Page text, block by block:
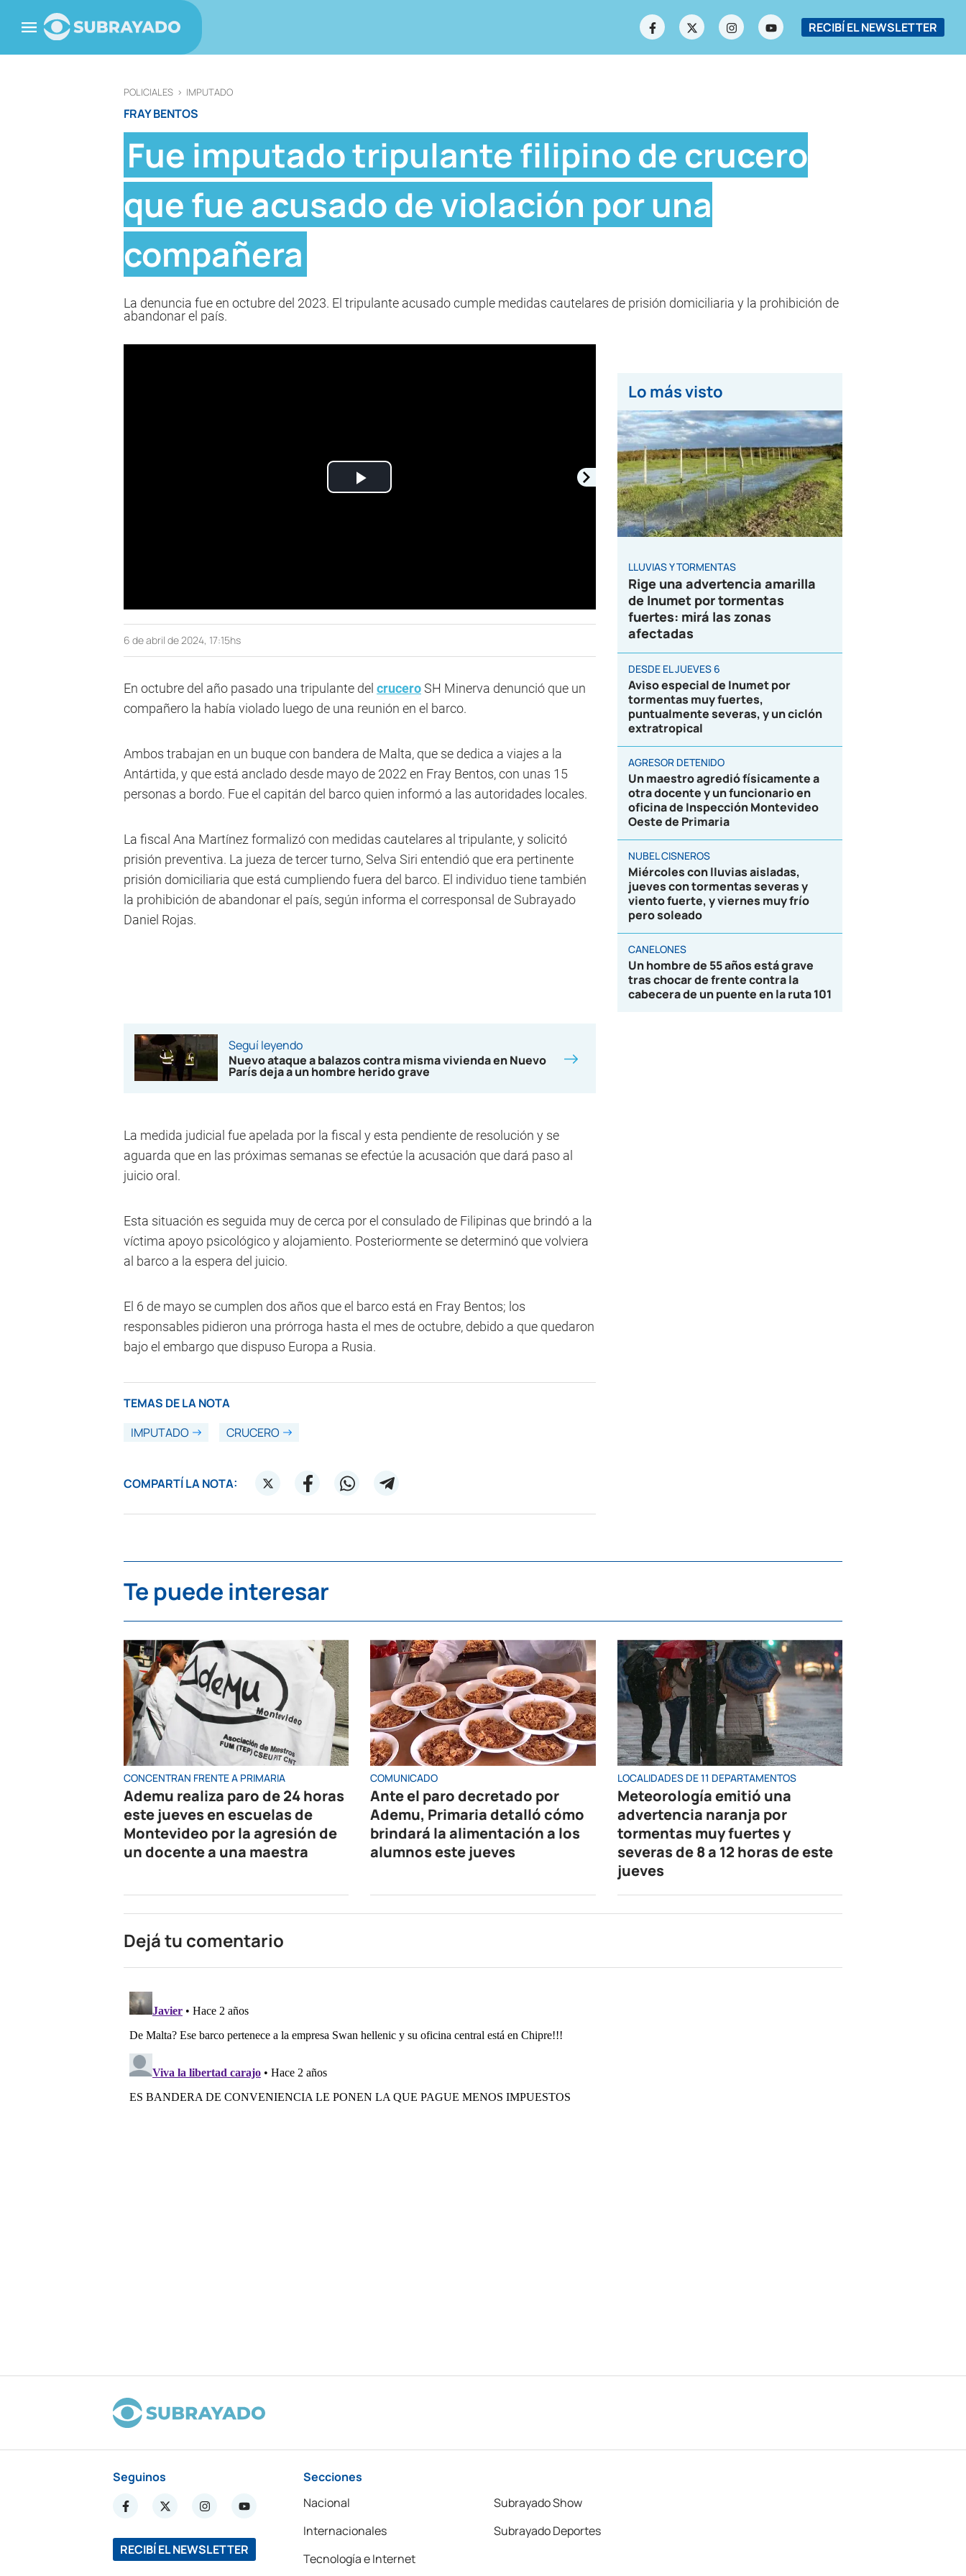
RECIBÍ EL NEWSLETTER
POLICIALES > IMPUTADO
FRAY BENTOS
Fue imputado tripulante filipino de crucero
que fue acusado de violación por una
compañera
La denuncia fue en octubre del 2023. El tripulante acusado cumple medidas cautelares de prisión domiciliaria y la prohibición de
abandonar el país.
Play
6 de abril de 2024, 17:15hs
En octubre del año pasado una tripulante del cruceroSH Minerva denunció que un
compañero la había violado luego de una reunión en el barco.
Ambos trabajan en un buque con bandera de Malta, que se dedica a viajes a la
Antártida, y que está anclado desde mayo de 2022 en Fray Bentos, con unas 15
personas a bordo. Fue el capitán del barco quien informó a las autoridades locales.
La fiscal Ana Martínez formalizó con medidas cautelares al tripulante, y solicitó
prisión preventiva. La jueza de tercer turno, Selva Siri entendió que era pertinente
prisión domiciliaria que está cumpliendo fuera del barco. El individuo tiene también
la prohibición de abandonar el país, según informa el corresponsal de Subrayado
Daniel Rojas.
Seguí leyendo
Nuevo ataque a balazos contra misma vivienda en Nuevo
París deja a un hombre herido grave
La medida judicial fue apelada por la fiscal y esta pendiente de resolución y se
aguarda que en las próximas semanas se efectúe la acusación que dará paso al
juicio oral.
Esta situación es seguida muy de cerca por el consulado de Filipinas que brindó a la
víctima apoyo psicológico y alojamiento. Posteriormente se determinó que volviera
al barco a la espera del juicio.
El 6 de mayo se cumplen dos años que el barco está en Fray Bentos; los
responsables pidieron una prórroga hasta el mes de octubre, debido a que quedaron
bajo el embargo que dispuso Europa a Rusia.
TEMAS DE LA NOTA
IMPUTADO
CRUCERO
COMPARTÍ LA NOTA:
Lo más visto
LLUVIAS Y TORMENTAS
Rige una advertencia amarilla
de Inumet por tormentas
fuertes: mirá las zonas
afectadas
DESDE EL JUEVES 6
Aviso especial de Inumet por
tormentas muy fuertes,
puntualmente severas, y un ciclón
extratropical
AGRESOR DETENIDO
Un maestro agredió físicamente a
otra docente y un funcionario en
oficina de Inspección Montevideo
Oeste de Primaria
NUBEL CISNEROS
Miércoles con lluvias aisladas,
jueves con tormentas severas y
viento fuerte, y viernes muy frío
pero soleado
CANELONES
Un hombre de 55 años está grave
tras chocar de frente contra la
cabecera de un puente en la ruta 101
Te puede interesar
CONCENTRAN FRENTE A PRIMARIA
Ademu realiza paro de 24 horas
este jueves en escuelas de
Montevideo por la agresión de
un docente a una maestra
COMUNICADO
Ante el paro decretado por
Ademu, Primaria detalló cómo
brindará la alimentación a los
alumnos este jueves
LOCALIDADES DE 11 DEPARTAMENTOS
Meteorología emitió una
advertencia naranja por
tormentas muy fuertes y
severas de 8 a 12 horas de este
jueves
Dejá tu comentario
Seguinos
RECIBÍ EL NEWSLETTER
Secciones
Nacional
Internacionales
Tecnología e Internet
Subrayado Show
Subrayado Deportes